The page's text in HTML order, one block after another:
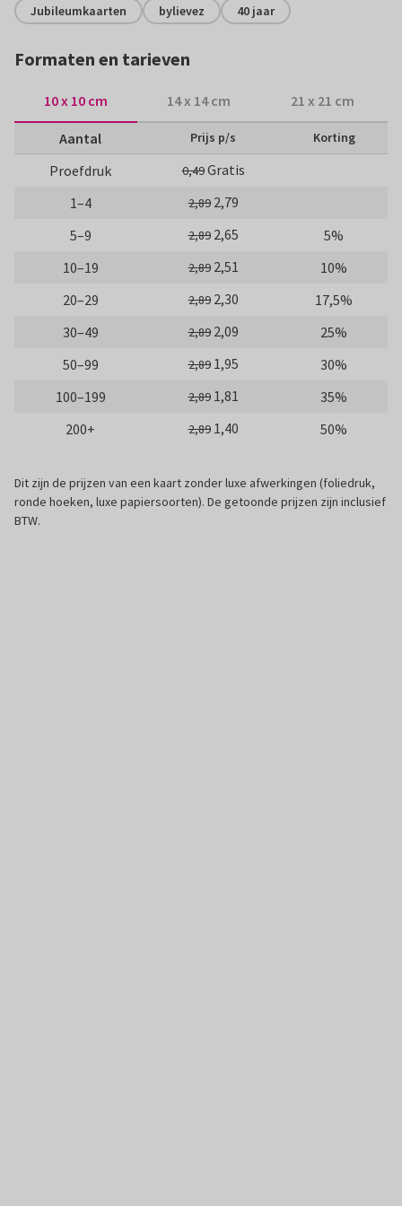
Jubileumkaarten bylievez 40 jaar
Formaten en tarieven
10 x 10 cm 14 x 14 cm 21 x 21 cm
Aantal Prijs p/s Korting
Proefdruk 0,49Gratis
1–4
2,89 2,79
5–9
2,89 2,65
5%
10–19
2,89 2,51
10%
20–29
2,89 2,30
17,5%
30–49
2,89 2,09
25%
50–99
2,89 1,95
30%
100–199
2,89 1,81
35%
200+
2,89 1,40 50%
Dit zijn de prijzen van een kaart zonder luxe afwerkingen (foliedruk,
ronde hoeken, luxe papiersoorten). De getoonde prijzen zijn inclusief
BTW.